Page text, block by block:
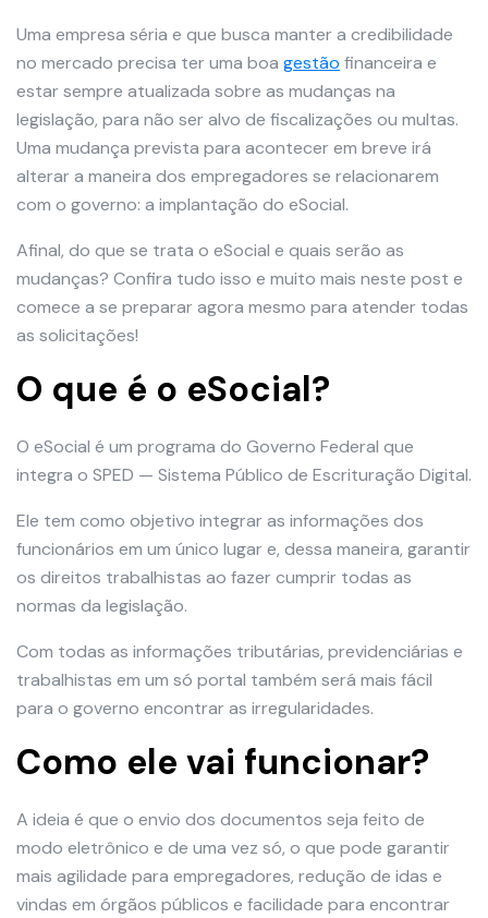
Uma empresa séria e que busca manter a credibilidade
no mercado precisa ter uma boa gestão financeira e
estar sempre atualizada sobre as mudanças na
legislação, para não ser alvo de fiscalizações ou multas.
Uma mudança prevista para acontecer em breve irá
alterar a maneira dos empregadores se relacionarem
com o governo: a implantação do eSocial.
Afinal, do que se trata o eSocial e quais serão as
mudanças? Confira tudo isso e muito mais neste post e
comece a se preparar agora mesmo para atender todas
as solicitações!
O que é o eSocial?
O eSocial é um programa do Governo Federal que
integra o SPED — Sistema Público de Escrituração Digital.
Ele tem como objetivo integrar as informações dos
funcionários em um único lugar e, dessa maneira, garantir
os direitos trabalhistas ao fazer cumprir todas as
normas da legislação.
Com todas as informações tributárias, previdenciárias e
trabalhistas em um só portal também será mais fácil
para o governo encontrar as irregularidades.
Como ele vai funcionar?
A ideia é que o envio dos documentos seja feito de
modo eletrônico e de uma vez só, o que pode garantir
mais agilidade para empregadores, redução de idas e
vindas em órgãos públicos e facilidade para encontrar